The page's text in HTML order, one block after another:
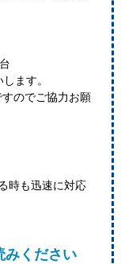
ます。
のでご協力お願
時も迅速に対応
みください